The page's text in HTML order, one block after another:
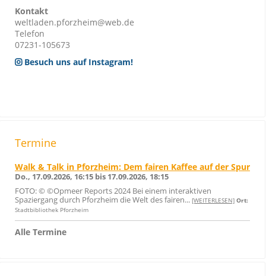
Kontakt
weltladen.pforzheim@web.de
Telefon
07231-105673
Besuch uns auf Instagram!
Termine
Walk & Talk in Pforzheim: Dem fairen Kaffee auf der Spur
Do., 17.09.2026, 16:15 bis 17.09.2026, 18:15
FOTO: © ©Opmeer Reports 2024 Bei einem interaktiven
Spaziergang durch Pforzheim die Welt des fairen... [WEITERLESEN] Ort:
Stadtbibliothek Pforzheim
Alle Termine